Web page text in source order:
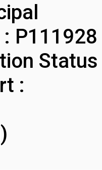
P111928
Status
: